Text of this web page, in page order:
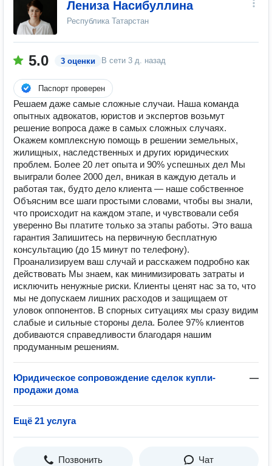
Лениза Насибуллина
Республика Татарстан
5.0 3 оценки В сети 3 д. назад
Паспорт проверен
Решаем даже самые сложные случаи. Наша команда
опытных адвокатов, юристов и экспертов возьмут
решение вопроса даже в самых сложных случаях.
Окажем комплексную помощь в решении земельных,
жилищных, наследственных и других юридических
проблем. Более 20 лет опыта и 90% успешных дел Мы
выиграли более 2000 дел, вникая в каждую деталь и
работая так, будто дело клиента — наше собственное
Объясним все шаги простыми словами, чтобы вы знали,
что происходит на каждом этапе, и чувствовали себя
уверенно Вы платите только за этапы работы. Это ваша
гарантия Запишитесь на первичную бесплатную
консультацию (до 15 минут по телефону).
Проанализируем ваш случай и расскажем подробно как
действовать Мы знаем, как минимизировать затраты и
исключить ненужные риски. Клиенты ценят нас за то, что
мы не допускаем лишних расходов и защищаем от
уловок оппонентов. В спорных ситуациях мы сразу видим
слабые и сильные стороны дела. Более 97% клиентов
добиваются справедливости благодаря нашим
продуманным решениям.
Юридическое сопровождение сделок купли-
продажи дома
—
Ещё 21 услуга
Позвонить Чат